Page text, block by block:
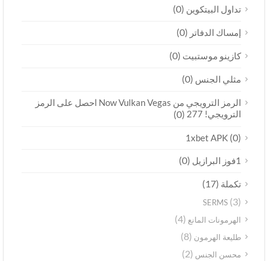
تداول البيتكوين(0)
إمساك الدفاتر(0)
كازينو موستبيت(0)
مثلي الجنس(0)
الرمز الترويجي من Now Vulkan Vegas احصل على الرمز
الترويجي! 277 (0)
1xbet APK(0)
1فوز البرازيل (0)
تكملة(17)
SERMS(3)
الهرمونات المانع(4)
طليعة الهرمون(8)
محسن الجنس(2)